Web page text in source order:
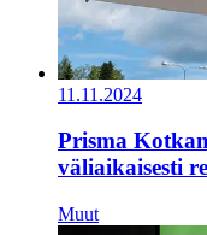
11.11.2024
Prisma
väliaikaisesti
Muut